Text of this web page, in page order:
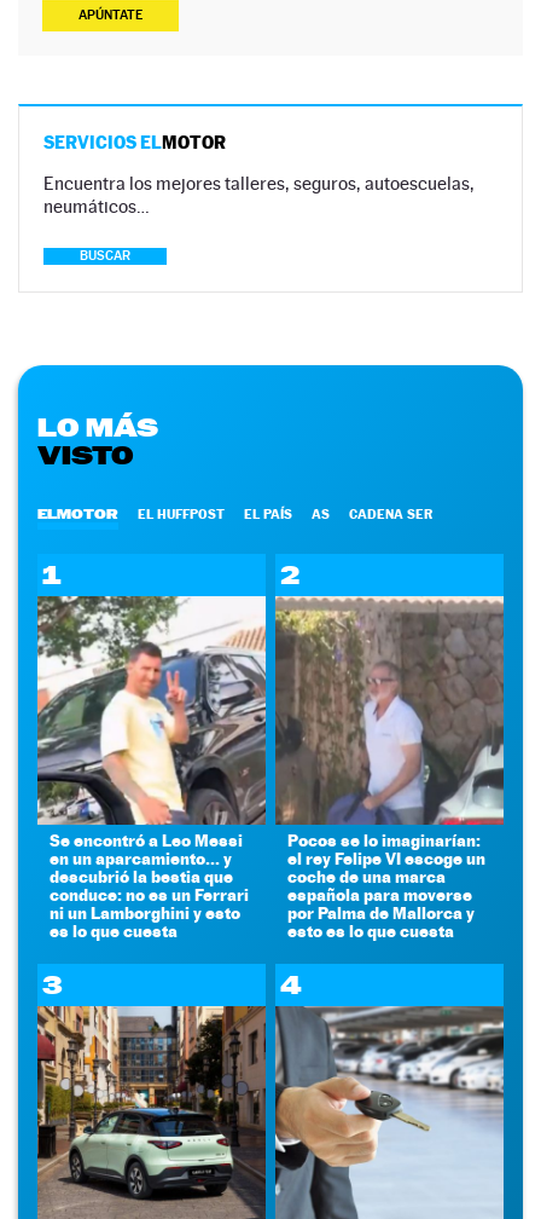
APÚNTATE
SERVICIOS ELMOTOR
Encuentra los mejores talleres, seguros, autoescuelas,
neumáticos…
BUSCAR
LO MÁS
VISTO
ELMOTOR EL HUFFPOST EL PAÍS AS CADENA SER
1
Se encontró a Leo Messi
en un aparcamiento... y
descubrió la bestia que
conduce: no es un Ferrari
ni un Lamborghini y esto
es lo que cuesta
2
Pocos se lo imaginarían:
el rey Felipe VI escoge un
coche de una marca
española para moverse
por Palma de Mallorca y
esto es lo que cuesta
3 4